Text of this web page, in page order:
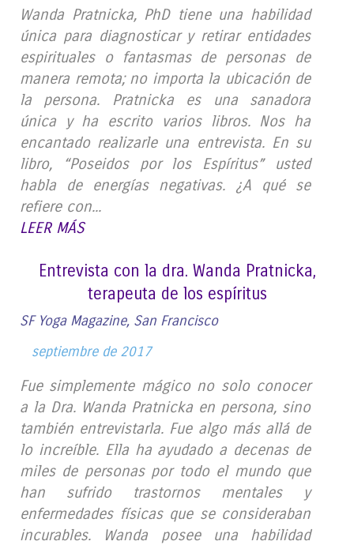
Wanda Pratnicka, PhD tiene una habilidad
única para diagnosticar y retirar entidades
espirituales o fantasmas de personas de
manera remota; no importa la ubicación de
la persona. Pratnicka es una sanadora
única y ha escrito varios libros. Nos ha
encantado realizarle una entrevista. En su
libro, “Poseidos por los Espíritus” usted
habla de energías negativas. ¿A qué se
refiere con...
LEER MÁS
Entrevista con la dra. Wanda Pratnicka,
terapeuta de los espíritus
SF Yoga Magazine, San Francisco
septiembre de 2017
Fue simplemente mágico no solo conocer
a la Dra. Wanda Pratnicka en persona, sino
también entrevistarla. Fue algo más allá de
lo increíble. Ella ha ayudado a decenas de
miles de personas por todo el mundo que
han sufrido trastornos mentales y
enfermedades físicas que se consideraban
incurables. Wanda posee una habilidad